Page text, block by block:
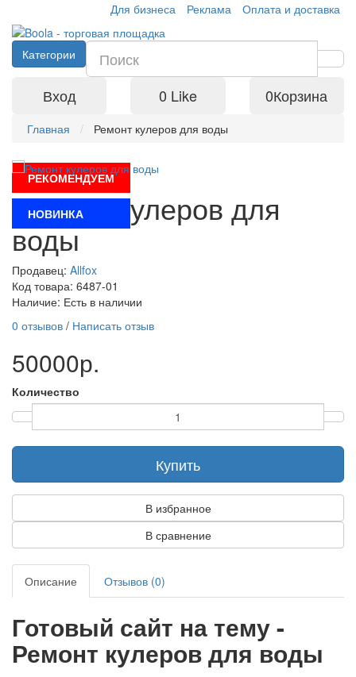
Для бизнеса Реклама Оплата и доставка
Категории
Вход 0 Like 0Корзина
Главная Ремонт кулеров для воды
РЕКОМЕНДУЕМ
НОВИНКА
Ремонт кулеров для
воды
Продавец: Allfox
Код товара: 6487-01
Наличие: Есть в наличии
0 отзывов / Написать отзыв
50000р.
Количество
Купить
В избранное
В сравнение
Описание Отзывов (0)
Готовый сайт на тему -
Ремонт кулеров для воды